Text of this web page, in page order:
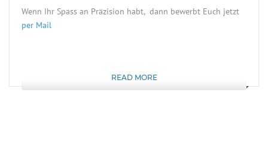
Wenn Ihr Spass an Präzision habt, dann bewerbt Euch jetzt
per Mail
READ MORE